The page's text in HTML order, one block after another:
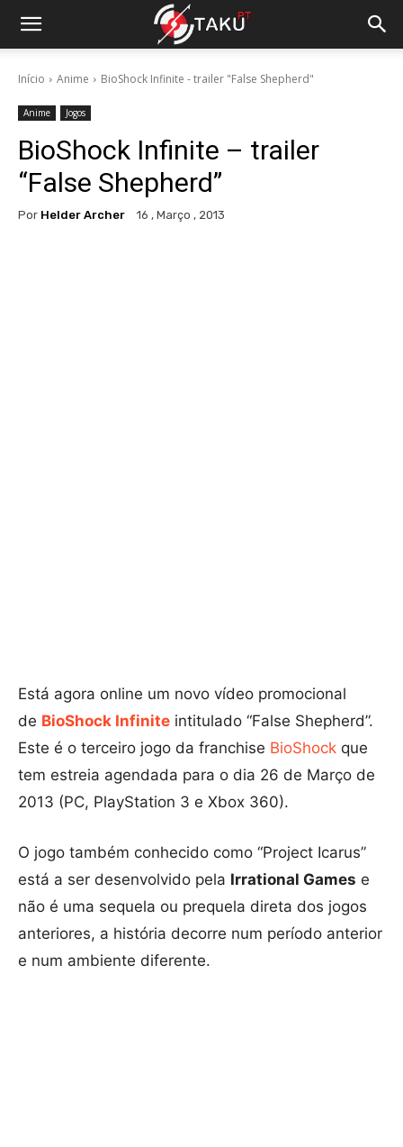
Início Anime BioShock Infinite - trailer "False Shepherd"
Anime Jogos
BioShock Infinite – trailer
“False Shepherd”
Por Helder Archer 16 , Março , 2013
Está agora online um novo vídeo promocional
de BioShock Infinite intitulado “False Shepherd”.
Este é o terceiro jogo da franchise BioShock que
tem estreia agendada para o dia 26 de Março de
2013 (PC, PlayStation 3 e Xbox 360).
O jogo também conhecido como “Project Icarus”
está a ser desenvolvido pela Irrational Games e
não é uma sequela ou prequela direta dos jogos
anteriores, a história decorre num período anterior
e num ambiente diferente.